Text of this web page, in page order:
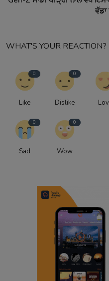
WHAT'S YOUR REACTION?
0
Like
0
Dislike
0
Sad
0
Wow